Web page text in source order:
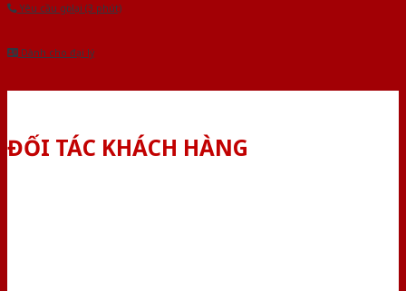
Yêu cầu gọi lại (3 phút)
Dành cho đại lý
ĐỐI TÁC KHÁCH HÀNG